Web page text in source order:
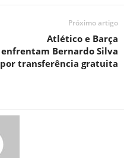
Próximo artigo
Atlético e Barça
enfrentam Bernardo Silva
por transferência gratuita